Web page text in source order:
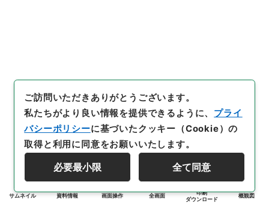
サムネイル 資料情報 画面操作 全画面
印刷
ダウンロード
概観図
ご訪問いただきありがとうございます。
私たちがより良い情報を提供できるように、 プライ
バシーポリシーに基づいたクッキー（Cookie）の
取得と利用に同意をお願いいたします。
必要最小限 全て同意